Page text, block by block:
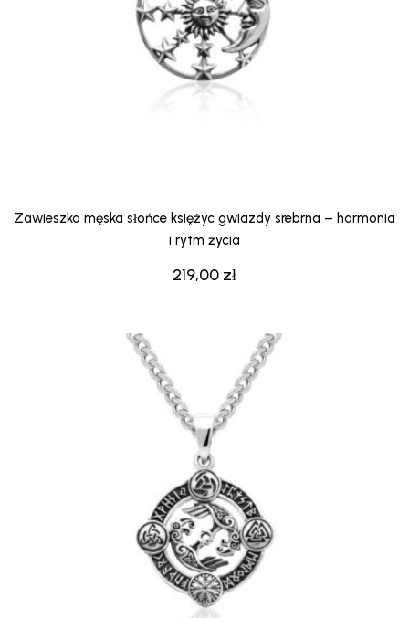
219,00 zł
Zawieszka męska słońce księżyc gwiazdy srebrna – harmonia
i rytm życia